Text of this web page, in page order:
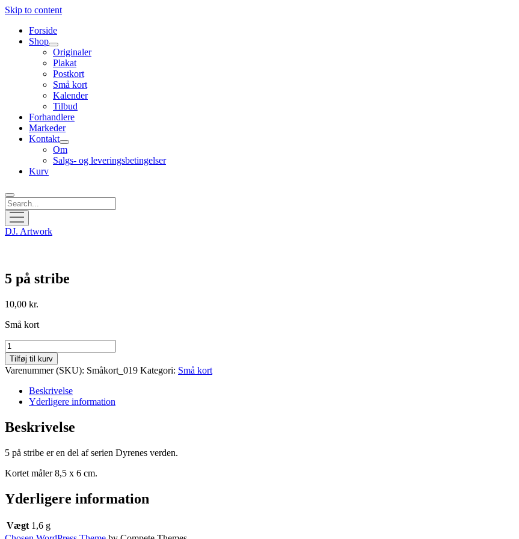
Skip to content
Forside
Shop
open
menu
Originaler
Plakat
Postkort
Små kort
Kalender
Tilbud
Forhandlere
Markeder
Kontakt
open
menu
Om
Salgs- og leveringsbetingelser
Kurv
Search
open
menu
DJ. Artwork
5 på stribe
10,00 kr.
Små kort
5
på
stribe
antal
Tilføj til kurv
Varenummer (SKU): Småkort_019 Kategori: Små kort
Beskrivelse
Yderligere information
Beskrivelse
5 på stribe er en del af serien Dyrenes verden.
Kortet måler 8,5 x 6 cm.
Yderligere information
Vægt 1,6 g